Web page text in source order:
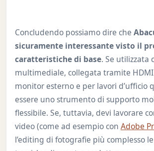
Concludendo possiamo dire che
sicuramente interessante visto il
caratteristiche di base. Se utilizzata
multimediale, collegata tramite
monitor esterno e per lavori d’ufficio
essere uno strumento di supporto
flessibile. Se, tuttavia, devi lavorare
video (come ad esempio con Adobe
l’editing di fotografie più complesso